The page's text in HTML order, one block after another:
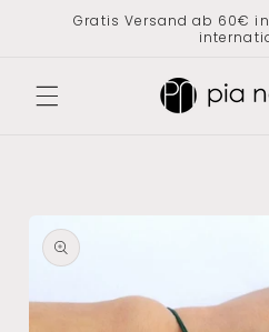
Gratis Versand ab 60€